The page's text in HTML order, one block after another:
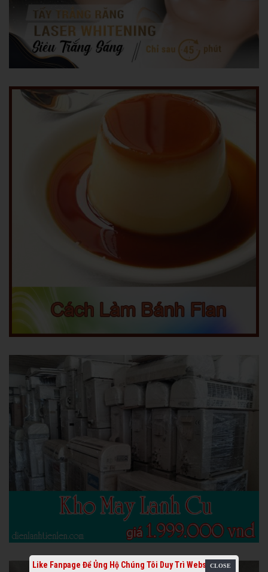
Like Fanpage Để Ủng Hộ Chúng Tôi Duy Trì Website